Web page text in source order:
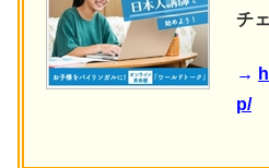
チ
→
p/